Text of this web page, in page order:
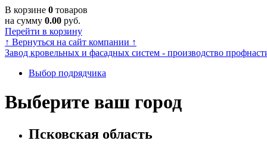
В корзине 0 товаров
на сумму 0.00 руб.
Перейти в корзину
↑ Вернуться на сайт компании ↑
Завод кровельных и фасадных систем - производство
Выбор подрядчика
Выберите ваш город
Псковская область